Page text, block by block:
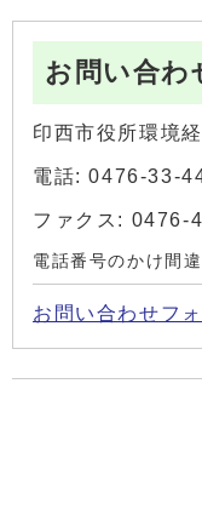
お問い合わ
印西市役所環境
電話: 0476-33-
ファクス: 0476-
電話番号のかけ間
お問い合わせフ